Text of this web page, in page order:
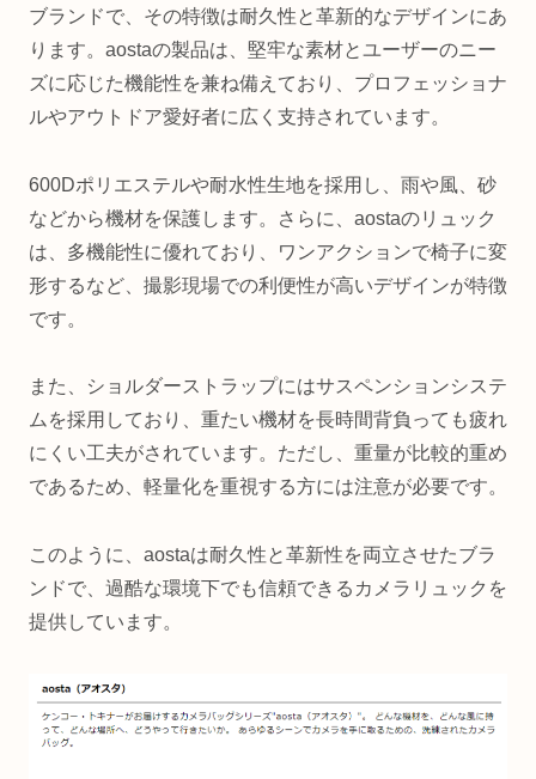
ブランドで、その特徴は耐久性と革新的なデザインにあ
ります。aostaの製品は、堅牢な素材とユーザーのニー
ズに応じた機能性を兼ね備えており、プロフェッショナ
ルやアウトドア愛好者に広く支持されています。
600Dポリエステルや耐水性生地を採用し、雨や風、砂
などから機材を保護します。さらに、aostaのリュック
は、多機能性に優れており、ワンアクションで椅子に変
形するなど、撮影現場での利便性が高いデザインが特徴
です。
また、ショルダーストラップにはサスペンションシステ
ムを採用しており、重たい機材を長時間背負っても疲れ
にくい工夫がされています。ただし、重量が比較的重め
であるため、軽量化を重視する方には注意が必要です。
このように、aostaは耐久性と革新性を両立させたブラ
ンドで、過酷な環境下でも信頼できるカメラリュックを
提供しています。